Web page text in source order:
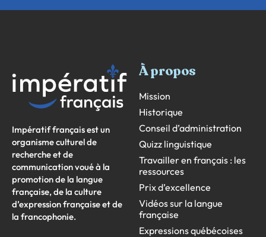
Impératif français est un
organisme culturel de
recherche et de
communication voué à la
promotion de la langue
française, de la culture
d’expression française et de
la francophonie.
À propos
Mission
Historique
Conseil d’administration
Quizz linguistique
Travailler en français : les
ressources
Prix d’excellence
Vidéos sur la langue
française
Expressions québécoises